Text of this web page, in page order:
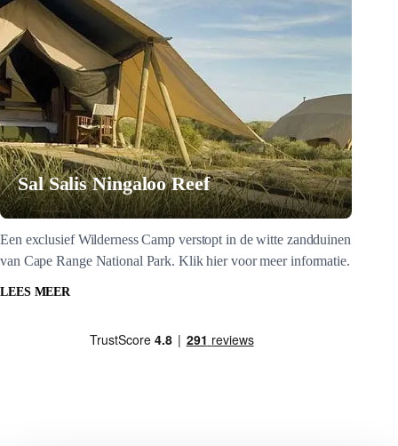
Sal Salis Ningaloo Reef
Een exclusief Wilderness Camp verstopt in de witte zandduinen
van Cape Range National Park. Klik hier voor meer informatie.
LEES MEER